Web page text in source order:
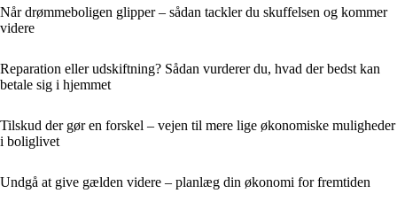
Når drømmeboligen glipper – sådan tackler du skuffelsen og kommer
videre
Reparation eller udskiftning? Sådan vurderer du, hvad der bedst kan
betale sig i hjemmet
Tilskud der gør en forskel – vejen til mere lige økonomiske muligheder
i boliglivet
Undgå at give gælden videre – planlæg din økonomi for fremtiden